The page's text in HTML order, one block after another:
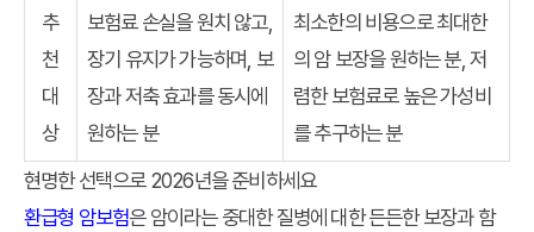
추
천
대
상
보험료 손실을 원치 않고,
장기 유지가 가능하며, 보
장과 저축 효과를 동시에
원하는 분
최소한의 비용으로 최대한
의 암 보장을 원하는 분, 저
렴한 보험료로 높은 가성비
를 추구하는 분
현명한 선택으로 2026년을 준비하세요
환급형 암보험은 암이라는 중대한 질병에 대한 든든한 보장과 함